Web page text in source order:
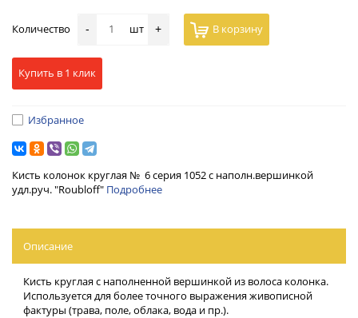
Количество - шт + В корзину
Купить в 1 клик
Избранное
Кисть колонок круглая № 6 серия 1052 с наполн.вершинкой
удл.руч. "Roubloff" Подробнее
Описание
Кисть круглая с наполненной вершинкой из волоса колонка.
Используется для более точного выражения живописной
фактуры (трава, поле, облака, вода и пр.).